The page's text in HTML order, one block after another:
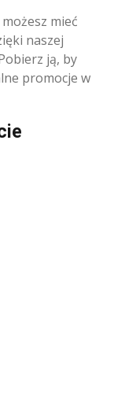
mieć
naszej
ją, by
promocje w